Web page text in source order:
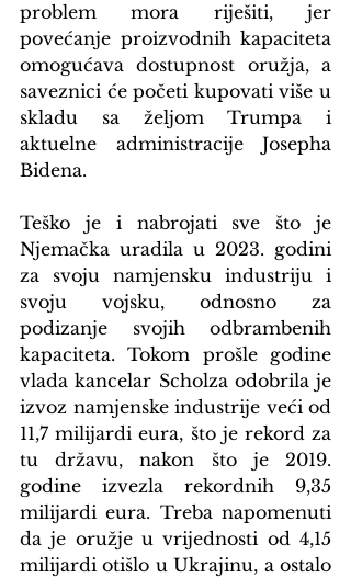
problem mora riješiti, jer
povećanje proizvodnih kapaciteta
omogućava dostupnost oružja, a
saveznici će početi kupovati više u
skladu sa željom Trumpa i
aktuelne administracije Josepha
Bidena.
Teško je i nabrojati sve što je
Njemačka uradila u 2023. godini
za svoju namjensku industriju i
svoju vojsku, odnosno za
podizanje svojih odbrambenih
kapaciteta. Tokom prošle godine
vlada kancelar Scholza odobrila je
izvoz namjenske industrije veći od
11,7 milijardi eura, što je rekord za
tu državu, nakon što je 2019.
godine izvezla rekordnih 9,35
milijardi eura. Treba napomenuti
da je oružje u vrijednosti od 4,15
milijardi otišlo u Ukrajinu, a ostalo